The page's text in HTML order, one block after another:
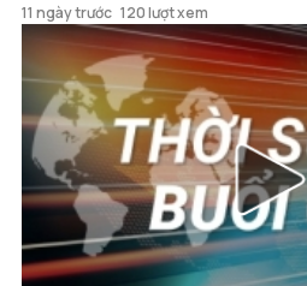
11 ngày trước 120 lượt xem